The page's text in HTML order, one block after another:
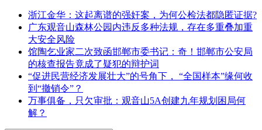
浙江金华：这起离谱的强奸案，为何公检法都隐匿证据?
广东观音山森林公园内违反多种法规，存在多重叠加重
大安全风险
馆陶乞业家二次致函邯郸市委书记：奇！邯郸市公安局
的核查报告竟成了疑犯的辩护词
“促进民营经济发展壮大”的号角下， “全国样本”缘何收
到“撤销令”？
万事俱备，只欠审批：观音山5A创建九年规划困局何
解？